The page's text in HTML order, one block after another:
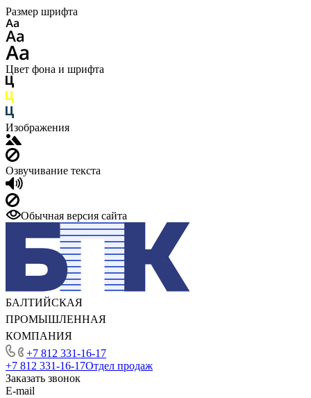
Размер шрифта
Цвет фона и шрифта
Изображения
Озвучивание текста
Обычная версия сайта
БАЛТИЙСКАЯ
ПРОМЫШЛЕННАЯ
КОМПАНИЯ
+7 812 331-16-17
+7 812 331-16-17Отдел продаж
Заказать звонок
E-mail